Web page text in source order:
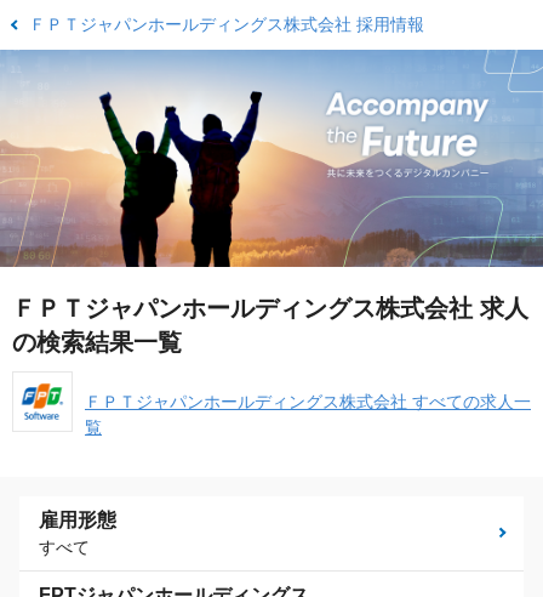
ＦＰＴジャパンホールディングス株式会社 採用情報
ＦＰＴジャパンホールディングス株式会社 求人
の検索結果一覧
ＦＰＴジャパンホールディングス株式会社 すべての求人一
覧
雇用形態
すべて